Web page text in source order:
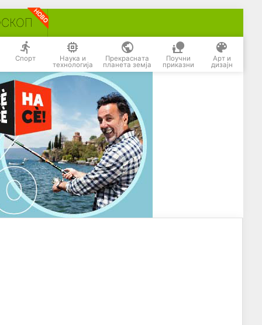
Спорт Наука и
технологија
Прекрасната
планета земја
Поучни
приказни
Арт и
дизајн